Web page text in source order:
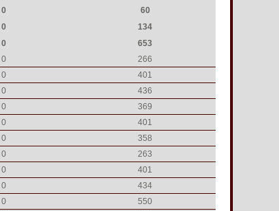
0
60
0
134
0
653
0
266
0
401
0
436
0
369
0
401
0
358
0
263
0
401
0
434
0
550